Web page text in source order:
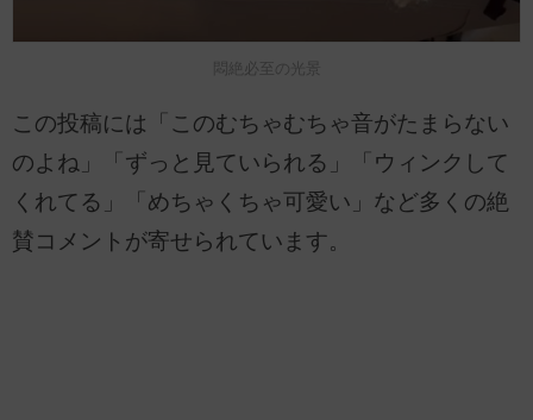
悶絶必至の光景
この投稿には「このむちゃむちゃ音がたまらない
のよね」「ずっと見ていられる」「ウィンクして
くれてる」「めちゃくちゃ可愛い」など多くの絶
賛コメントが寄せられています。